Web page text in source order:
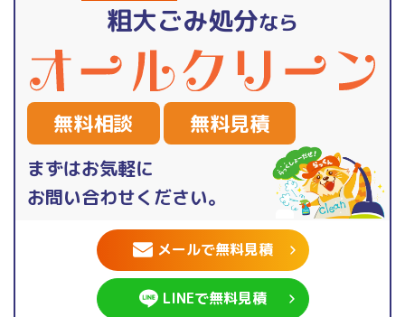
粗大ごみ処分なら
無料相談 無料見積
まずはお気軽に
お問い合わせください。
メールで無料見積
LINEで無料見積